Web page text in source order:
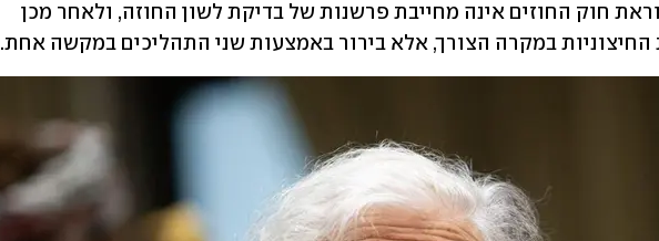
החיצוניות במקרה הצורך, אלא בירור באמצעות שני התהליכים במקשה אחת.